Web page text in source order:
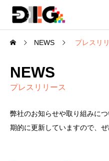
NEWS プレスリ
NEWS
プレスリリース
弊社のお知らせや取り組みに
期的に更新していますので、ぜ